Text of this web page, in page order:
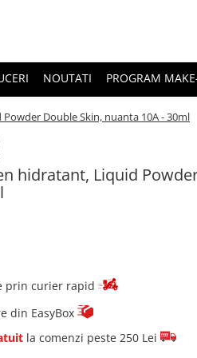
NOUTATI PROGRAM
Double Skin, nuanta 10A - 30ml
hidratant, Liquid
prin curier rapid
din EasyBox
la comenzi peste 250 Lei